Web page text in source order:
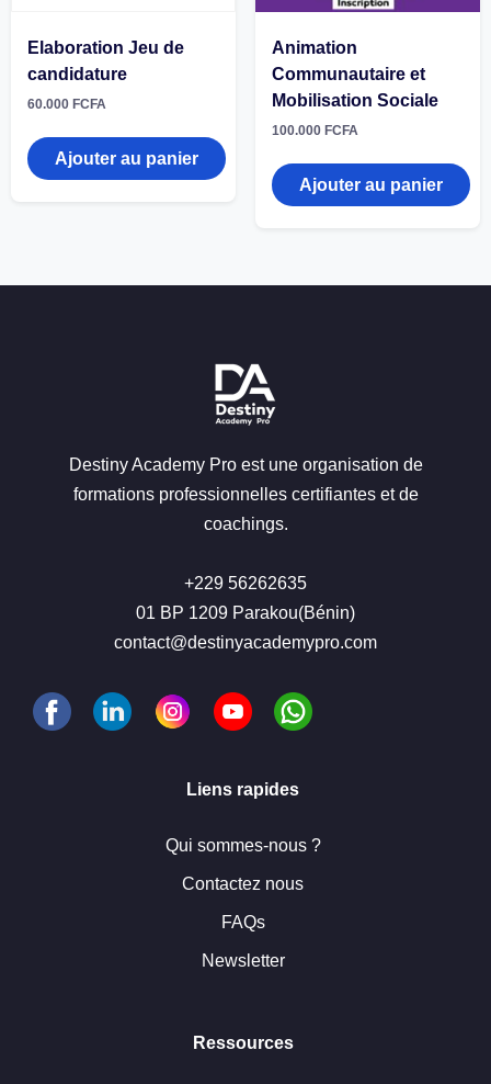
Elaboration Jeu de
candidature
60.000 FCFA
Ajouter au panier
Animation
Communautaire et
Mobilisation Sociale
100.000 FCFA
Ajouter au panier
Destiny Academy Pro est une organisation de
formations professionnelles certifiantes et de
coachings.
+229 56262635
01 BP 1209 Parakou(Bénin)
contact@destinyacademypro.com
Liens rapides
Qui sommes-nous ?
Contactez nous
FAQs
Newsletter
Ressources